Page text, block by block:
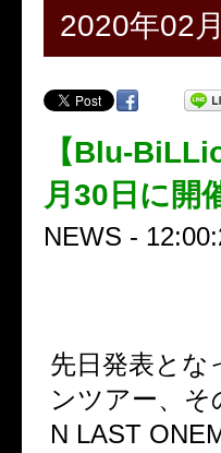
2020年02
【Blu-
月30日に開
NEWS -
先日発表とな
ンツアー、 そ
N LAST